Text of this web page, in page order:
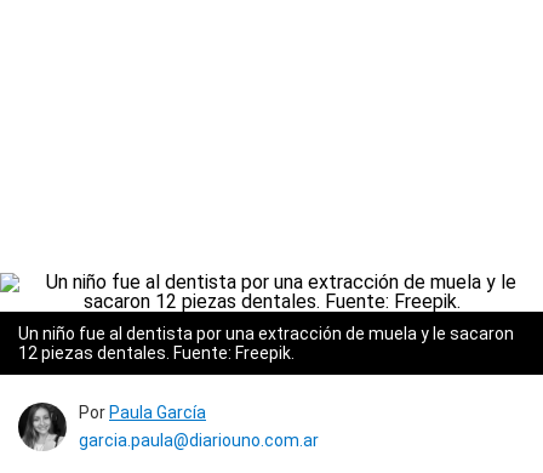
Un niño fue al dentista por una extracción de muela y le sacaron
12 piezas dentales. Fuente: Freepik.
Por Paula García
garcia.paula@diariouno.com.ar